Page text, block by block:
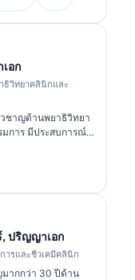
ห้การกำกับดูแลทาง
โอมาร์กเกอร์และ
ด้านเวชศาสตร์ห้อง
อก
ธิวิทยาคลินิกและ
วชาญด้านพยาธิวิทยา
มการ มีประสบการณ์
ฏิบัติการและการ
าะทางด้านเคมีคลินิก
ชุดตรวจไบโอมาร์ก
, ปริญญาเอก
ารและชีวเคมีคลินิก
มากกว่า 30 ปีด้าน